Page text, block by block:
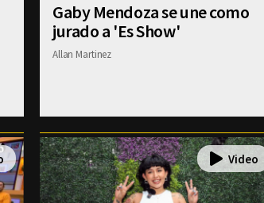
Gaby Mendoza se une como
jurado a 'Es Show'
Allan Martinez